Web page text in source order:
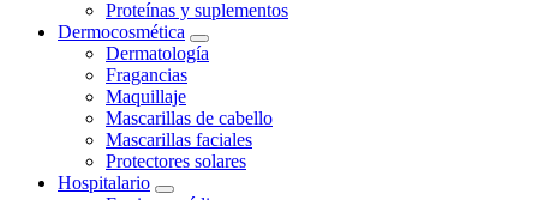
Proteínas y suplementos
Dermocosmética
Dermatología
Fragancias
Maquillaje
Mascarillas de cabello
Mascarillas faciales
Protectores solares
Hospitalario